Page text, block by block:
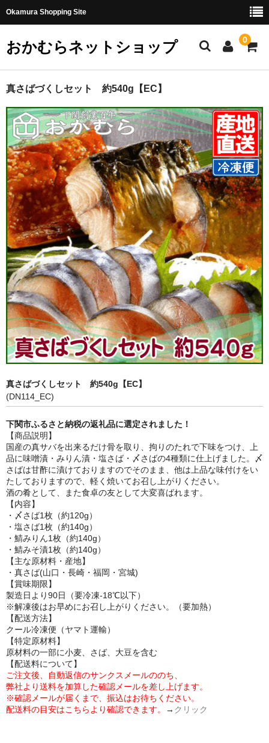
Okamura Shopping Site
おかむらネットショップ 0
商品
社長日記
味噌
珍味・加工品
天然とらふぐ
国産とらふぐ
料理セット
刺身セット
鍋セット
身欠き
その他ふぐセット
特定商取引法に基づく表示
真さばづくしセット 約540g【EC】
真さばづくしセット 約540g【EC】
(DN114_EC)
下関市ふるさと納税の返礼品に選定されました！
【商品説明】
国産の真サバを出来るだけ骨を取り、拘りのたれで下味をつけ、上
品に味噌漬・みりん漬・塩さば・〆さばの4種類に仕上げました。〆
さばは甘酢に漬けておりますのでそのまま、他は上品な味付けをい
たしておりますので、軽く焼いてお召し上がりください。
酒の肴として、また食卓の友として大変喜ばれます。
【内容】
・〆さば1枚（約120g）
・塩さば1枚（約140g）
・鯖みりん1枚（約140g）
・鯖みそ漬1枚（約140g）
【主な原材料・産地】
・真さば(山口・長崎・福岡・宮城)
【賞味期限】
製造日より90日（要冷凍-18℃以下）
※解凍後はお早めにお召し上がりください。（要加熱）
【配送方法】
クール冷凍便（ヤマト運輸）
【特定原材料】
原材料の一部に小麦、さば、大豆を含む
【配送料について】
ご注文後、自動返信のサンクスメールののち、
弊社より送料を加算した確認メールを差し上げます。
※確認メールが届くまで、振込はお待ちください。
配送料の目安はこちらより確認できます。
→ クリック